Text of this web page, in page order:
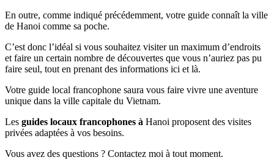
En outre, comme indiqué précédemment, votre guide connaît la ville
de Hanoi comme sa poche.
C’est donc l’idéal si vous souhaitez visiter un maximum d’endroits
et faire un certain nombre de découvertes que vous n’auriez pas pu
faire seul, tout en prenant des informations ici et là.
Votre guide local francophone saura vous faire vivre une aventure
unique dans la ville capitale du Vietnam.
Les guides locaux francophones à Hanoi proposent des visites
privées adaptées à vos besoins.
Vous avez des questions ? Contactez moi à tout moment.